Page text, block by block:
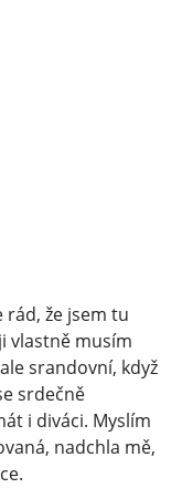
rád, že jsem tu
vlastně musím
srandovní, když
srdečně
i diváci. Myslím
nadchla mě,